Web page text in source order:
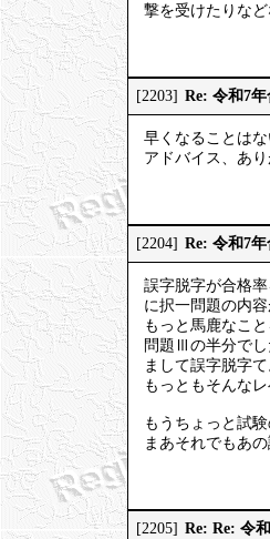
撃を受けたりな
[2203] Re: 令和7
早くなることはな
アドバイス、あり
[2204] Re: 令和7
誤字脱字が合格
に択一問題の内
もっと馬鹿なこ
問題Ⅲの半分でし
まして誤字脱字て
もっともそんな
もうちょっと試
まあそれでもあ
[2205] Re: Re: 令